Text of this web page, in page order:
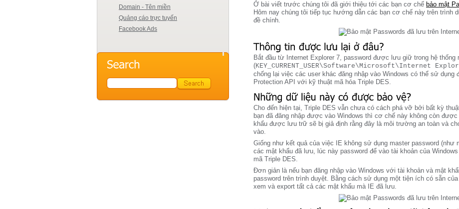
Domain - Tên miền
Quảng cáo trực tuyến
Facebook Ads
Ở bài viết trước chúng tôi đã giới thiệu tới các bạn cơ chế bảo mật
Hôm nay chúng tôi tiếp tục hướng dẫn các bạn cơ chế này trên trình
đề chính.
Bắt đầu từ Internet Explorer 7, password được lưu giữ trong hệ thống
(KEY_CURRENT_USER\Software\Microsoft\Internet
chống lại việc các user khác đăng nhập vào Windows có thể sử dụng
Protection API với kỹ thuật mã hóa Triple DES.
Cho đến hiện tại, Triple DES vẫn chưa có cách phá vỡ bởi bất kỳ
bạn đã đăng nhập được vào Windows thì cơ chế này không còn
khẩu được lưu trữ sẽ bị giả định rằng đây là môi trường an toàn và
vào.
Giống như kết quả của việc IE không sử dụng master password (như
các mật khẩu đã lưu, lúc này password để vào tài khoản của
mã Triple DES.
Đơn giản là nếu bạn đăng nhập vào Windows với tài khoản và mật
password trên trình duyệt. Bằng cách sử dụng một tiện ích có sẵn
xem và export tất cả các mật khẩu mà IE đã lưu.